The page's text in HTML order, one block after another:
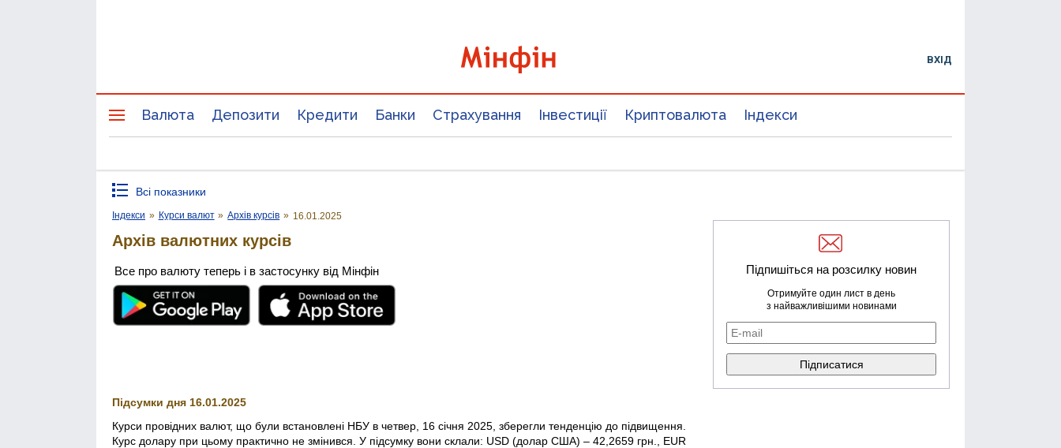
ВХІД
Валюта Депозити Кредити Банки Страхування Інвестиції Криптовалюта Індекси
Всі показники
Індекси » Курси валют » Архів курсів » 16.01.2025
Архів валютних курсів
Все про валюту теперь і в застосунку від Мінфін
Підсумки дня 16.01.2025
Курси провідних валют, що були встановлені НБУ в четвер, 16 січня 2025, зберегли тенденцію до підвищення.
Курс долару при цьому практично не змінився. У підсумку вони склали: USD (долар США) – 42,2659 грн., EUR
Підпишіться на розсилку новин
Отримуйте один лист в день
з найважливішими новинами